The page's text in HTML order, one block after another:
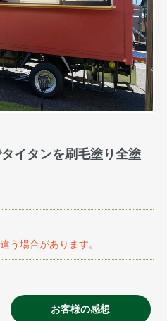
イタンを刷毛塗り全塗
う場合があります。
お客様の感想